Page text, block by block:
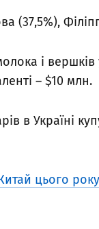
(37,5%),
і вершків
– $10 млн.
в Україні
цього